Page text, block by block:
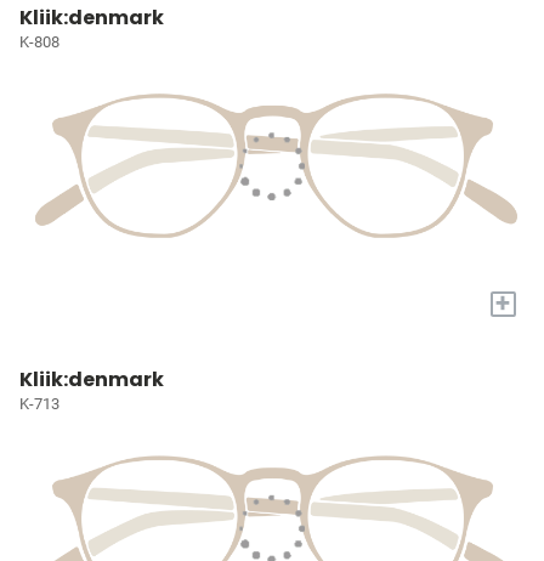
Kliik:denmark
K-808
+
Kliik:denmark
K-713